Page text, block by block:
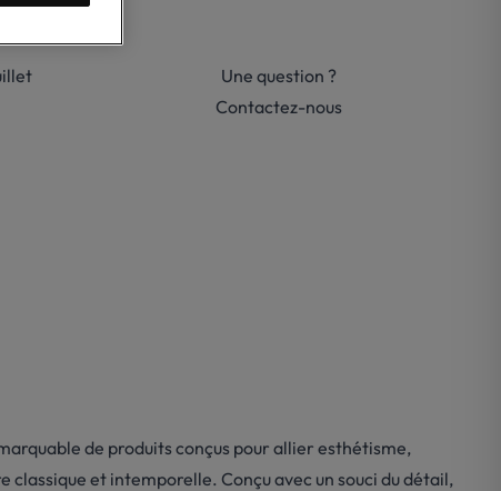
Une question ?
Contactez-nous
de produits conçus pour allier esthétisme,
et intemporelle. Conçu avec un souci du détail,